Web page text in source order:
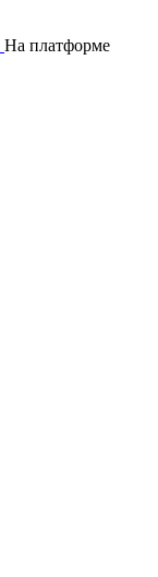
На платформе